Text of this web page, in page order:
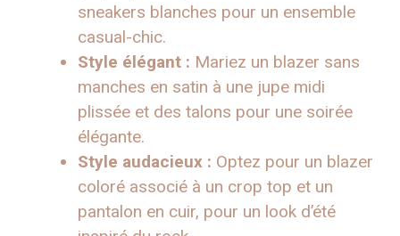
sneakers blanches pour un ensemble
casual-chic.
Style élégant : Mariez un blazer sans
manches en satin à une jupe midi
plissée et des talons pour une soirée
élégante.
Style audacieux : Optez pour un blazer
coloré associé à un crop top et un
pantalon en cuir, pour un look d’été